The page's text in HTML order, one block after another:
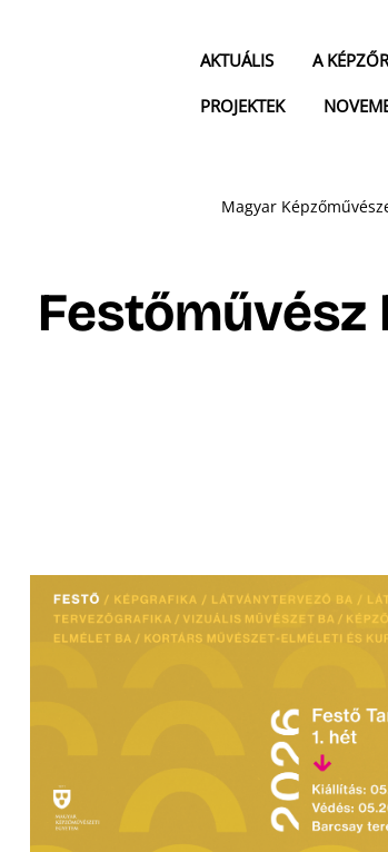
AKTUÁLIS A
PROJEKTEK
Magyar